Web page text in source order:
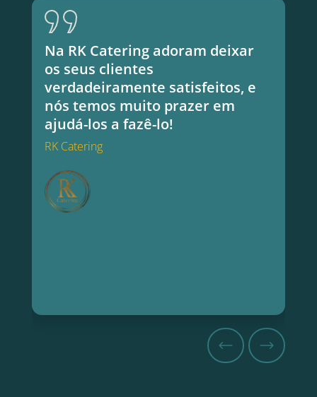
Na RK Catering adoram deixar
os seus clientes
verdadeiramente satisfeitos, e
nós temos muito prazer em
ajudá-los a fazê-lo!
RK Catering
RK Catering